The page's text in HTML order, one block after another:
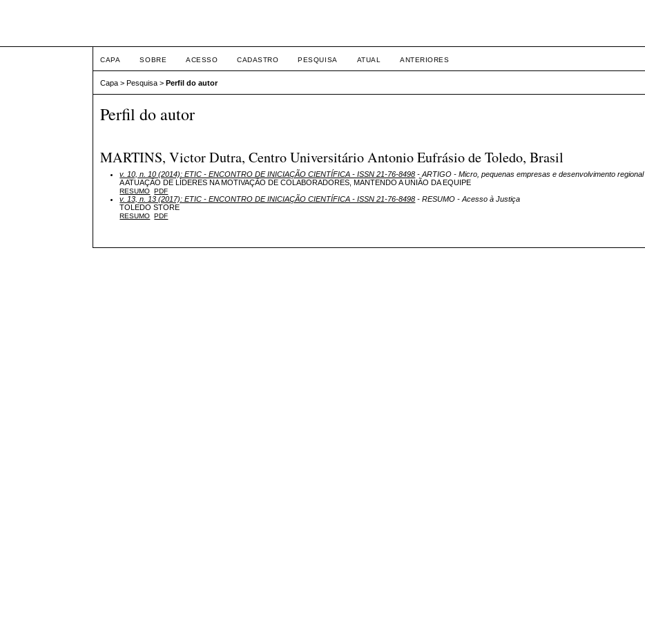
CAPA SOBRE ACESSO CADASTRO PESQUISA ATUAL ANTERIORES
Capa >Pesquisa >Perfil do autor
Perfil do autor
MARTINS, Victor Dutra, Centro Universitário Antonio Eufrásio de Toledo, Brasil
v. 10, n. 10 (2014): ETIC - ENCONTRO DE INICIAÇÃO CIENTÍFICA - ISSN 21-76-8498 - ARTIGO - Micro, pequenas empresas e desenvolvimento regional
A ATUAÇÃO DE LÍDERES NA MOTIVAÇÃO DE COLABORADORES, MANTENDO A UNIÃO DA EQUIPE
RESUMO PDF
v. 13, n. 13 (2017): ETIC - ENCONTRO DE INICIAÇÃO CIENTÍFICA - ISSN 21-76-8498 - RESUMO - Acesso à Justiça
TOLEDO STORE
RESUMO PDF